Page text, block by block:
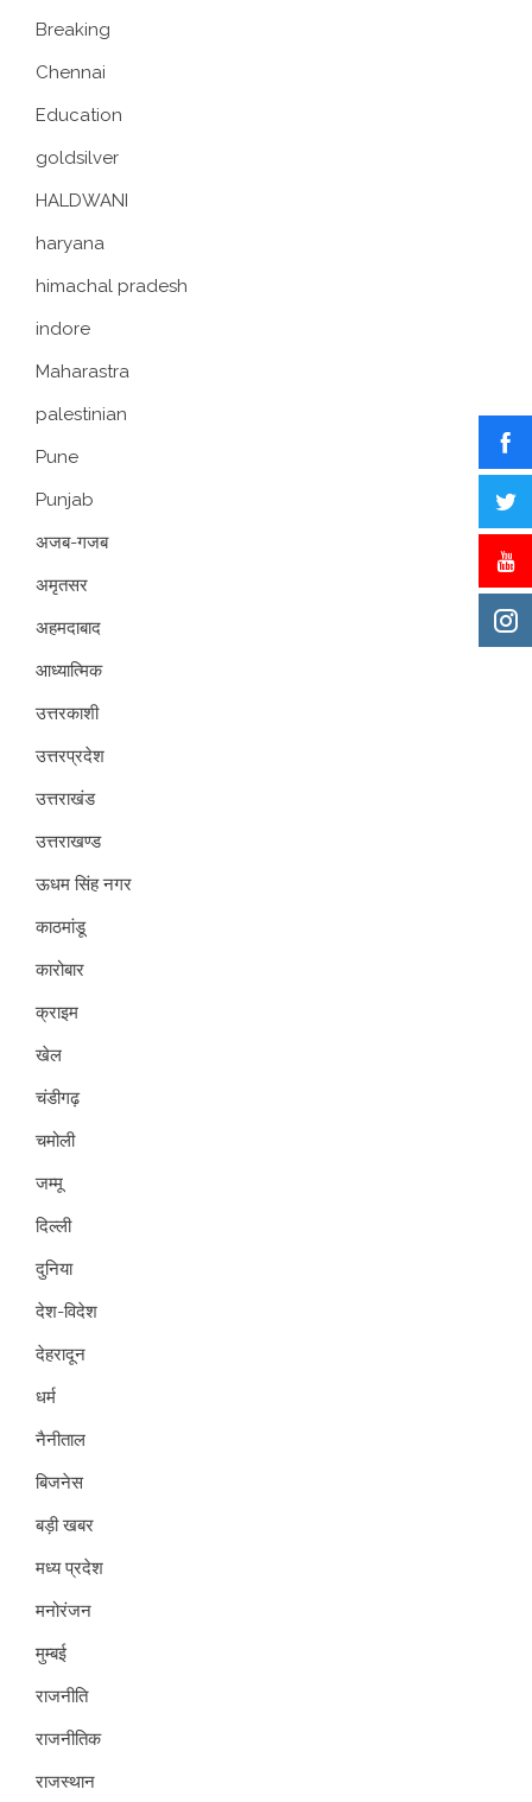
Breaking
Chennai
Education
goldsilver
HALDWANI
haryana
himachal pradesh
indore
Maharastra
palestinian
Pune
Punjab
अजब-गजब
अमृतसर
अहमदाबाद
आध्यात्मिक
उत्तरकाशी
उत्तरप्रदेश
उत्तराखंड
उत्तराखण्ड
ऊधम सिंह नगर
काठमांडू
कारोबार
क्राइम
खेल
चंडीगढ़
चमोली
जम्मू
दिल्ली
दुनिया
देश-विदेश
देहरादून
धर्म
नैनीताल
बिजनेस
बड़ी खबर
मध्य प्रदेश
मनोरंजन
मुम्बई
राजनीति
राजनीतिक
राजस्थान